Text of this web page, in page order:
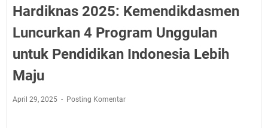
Hardiknas 2025: Kemendikdasmen
Luncurkan 4 Program Unggulan
untuk Pendidikan Indonesia Lebih
Maju
April 29, 2025 Posting Komentar